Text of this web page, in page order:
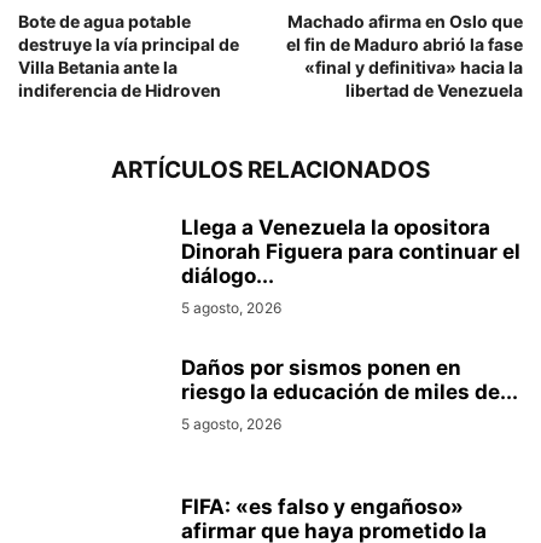
Bote de agua potable
destruye la vía principal de
Villa Betania ante la
indiferencia de Hidroven
Machado afirma en Oslo que
el fin de Maduro abrió la fase
«final y definitiva» hacia la
libertad de Venezuela
ARTÍCULOS RELACIONADOS
Llega a Venezuela la opositora
Dinorah Figuera para continuar el
diálogo...
5 agosto, 2026
Daños por sismos ponen en
riesgo la educación de miles de...
5 agosto, 2026
FIFA: «es falso y engañoso»
afirmar que haya prometido la